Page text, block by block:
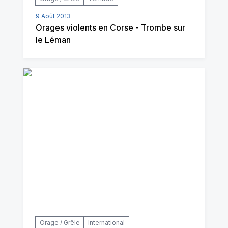
9 Août 2013
Orages violents en Corse - Trombe sur
le Léman
Orage / Grêle International